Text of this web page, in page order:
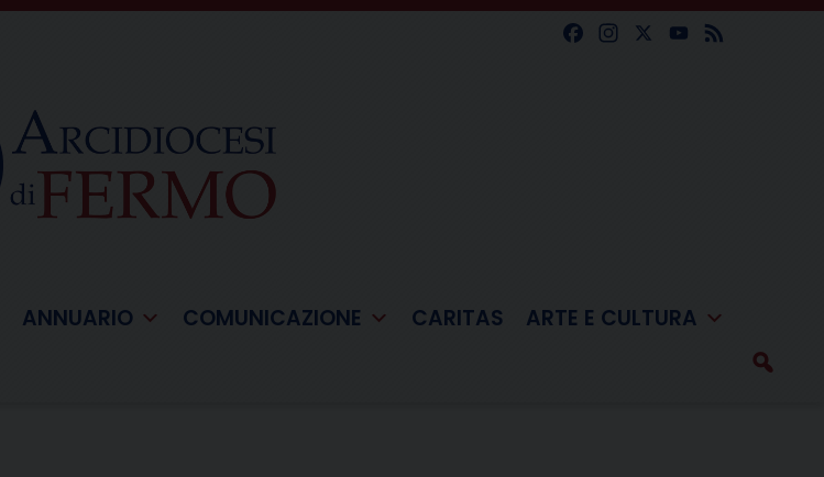
Facebook
Instagram
X YouTube
Feed
ANNUARIO COMUNICAZIONE CARITAS
ARTE E CULTURA